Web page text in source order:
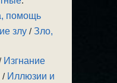
помощь
злу /Зло,
Изгнание
/ Иллюзии и